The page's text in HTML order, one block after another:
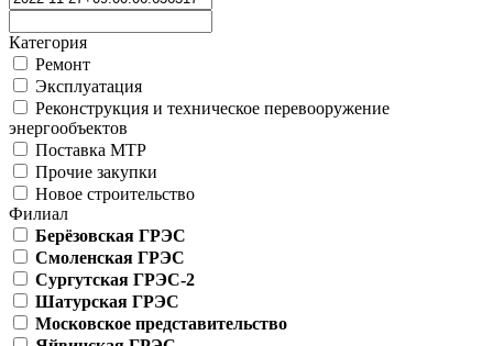
Категория
Ремонт
Эксплуатация
Реконструкция и техническое перевооружение
энергообъектов
Поставка МТР
Прочие закупки
Новое строительство
Филиал
Берёзовская ГРЭС
Смоленская ГРЭС
Сургутская ГРЭС-2
Шатурская ГРЭС
Московское представительство